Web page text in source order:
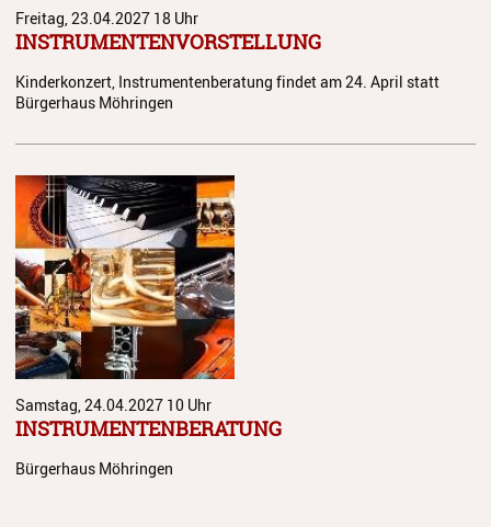
Freitag, 23.04.2027 18 Uhr
INSTRUMENTENVORSTELLUNG
Kinderkonzert, Instrumentenberatung findet am 24. April statt
Bürgerhaus Möhringen
Samstag, 24.04.2027 10 Uhr
INSTRUMENTENBERATUNG
Bürgerhaus Möhringen